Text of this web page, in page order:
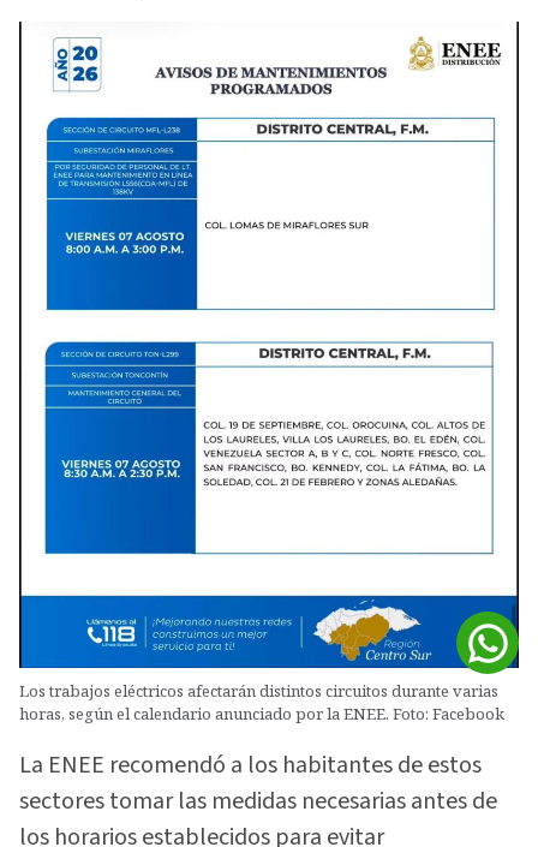
Los trabajos eléctricos afectarán distintos circuitos durante varias
horas, según el calendario anunciado por la ENEE. Foto: Facebook
La ENEE recomendó a los habitantes de estos
sectores tomar las medidas necesarias antes de
los horarios establecidos para evitar